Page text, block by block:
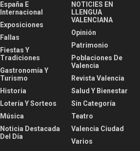
España E
Internacional
Exposiciones
Fallas
Fiestas Y
Tradiciones
Gastronomía Y
Turismo
Historia
Lotería Y Sorteos
Música
Noticia Destacada
Del Día
NOTICIES EN
LLENGUA
VALENCIANA
Opinión
Patrimonio
Poblaciones De
Valencia
Revista Valencia
Salud Y Bienestar
Sin Categoría
Teatro
Valencia Ciudad
Varios